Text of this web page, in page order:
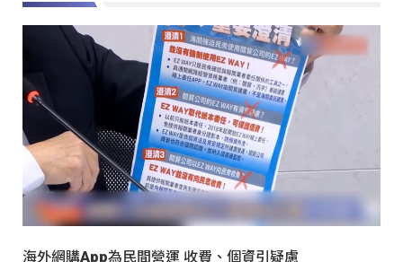
海外網購App為民間營運 收費、個資引疑慮